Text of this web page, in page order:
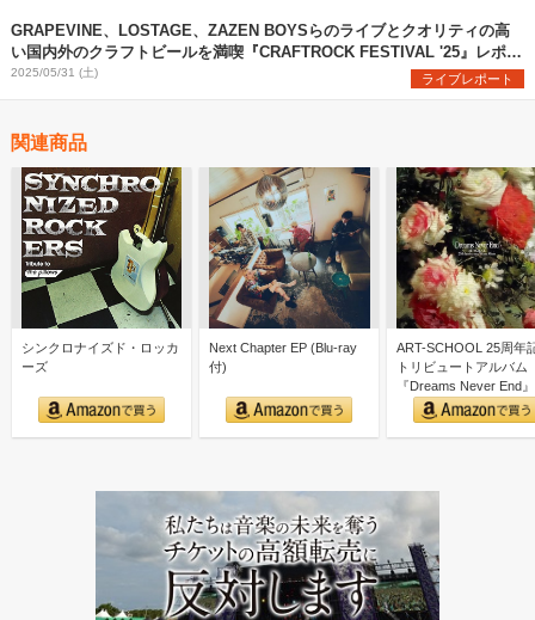
GRAPEVINE、LOSTAGE、ZAZEN BOYSらのライブとクオリティの高
い国内外のクラフトビールを満喫『CRAFTROCK FESTIVAL '25』レポー
ト
2025/05/31 (土) ライブレポート
関連商品
シンクロナイズド・ロッカ
ーズ
Next Chapter EP (Blu-ray
付)
ART-SCHOOL 25周年
トリビュートアルバム
『Dreams Never End』